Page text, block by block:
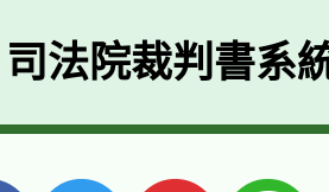
司法院裁判書系